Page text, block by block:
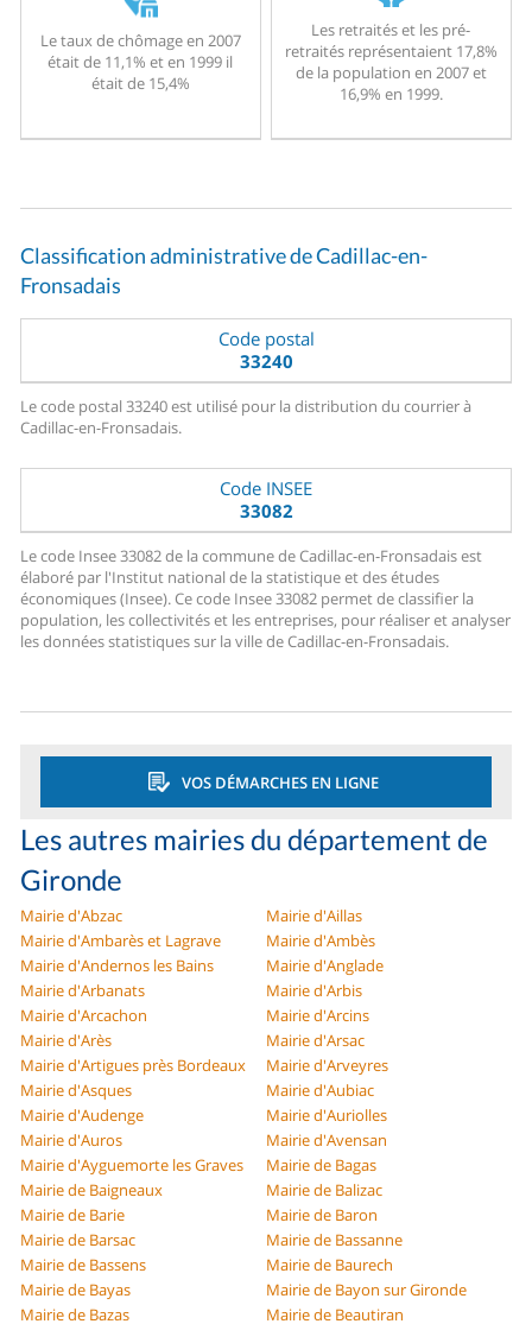
Le taux de chômage en 2007
était de 11,1% et en 1999 il
était de 15,4%
Les retraités et les pré-
retraités représentaient 17,8%
de la population en 2007 et
16,9% en 1999.
Classification administrative de Cadillac-en-
Fronsadais
Code postal
33240
Le code postal 33240 est utilisé pour la distribution du courrier à
Cadillac-en-Fronsadais.
Code INSEE
33082
Le code Insee 33082 de la commune de Cadillac-en-Fronsadais est
élaboré par l'Institut national de la statistique et des études
économiques (Insee). Ce code Insee 33082 permet de classifier la
population, les collectivités et les entreprises, pour réaliser et analyser
les données statistiques sur la ville de Cadillac-en-Fronsadais.
VOS DÉMARCHES EN LIGNE
Les autres mairies du département de
Gironde
Mairie d'Abzac
Mairie d'Aillas
Mairie d'Ambarès et Lagrave
Mairie d'Ambès
Mairie d'Andernos les Bains
Mairie d'Anglade
Mairie d'Arbanats
Mairie d'Arbis
Mairie d'Arcachon
Mairie d'Arcins
Mairie d'Arès
Mairie d'Arsac
Mairie d'Artigues près Bordeaux
Mairie d'Arveyres
Mairie d'Asques
Mairie d'Aubiac
Mairie d'Audenge
Mairie d'Auriolles
Mairie d'Auros
Mairie d'Avensan
Mairie d'Ayguemorte les Graves
Mairie de Bagas
Mairie de Baigneaux
Mairie de Balizac
Mairie de Barie
Mairie de Baron
Mairie de Barsac
Mairie de Bassanne
Mairie de Bassens
Mairie de Baurech
Mairie de Bayas
Mairie de Bayon sur Gironde
Mairie de Bazas
Mairie de Beautiran